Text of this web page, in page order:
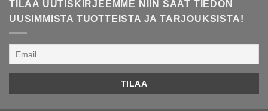
TILAA UUTISKIRJEEMME NIIN SAAT TIEDON
UUSIMMISTA TUOTTEISTA JA TARJOUKSISTA!